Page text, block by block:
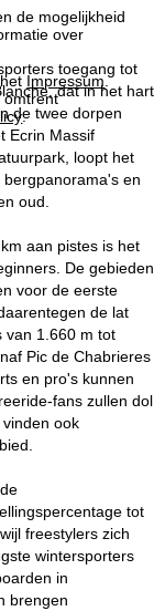
de mogelijkheid
over
Impressum .
omtrent
.
toegang tot
dat in het hart
de twee dorpen
Ecrin Massif
loopt het
en
oud.
aan pistes is het
De gebieden
voor de eerste
de lat
van 1.660 m tot
Pic de Chabrieres
en pro's kunnen
fans zullen dol
ook
tot
freestylers zich
wintersporters
in
brengen